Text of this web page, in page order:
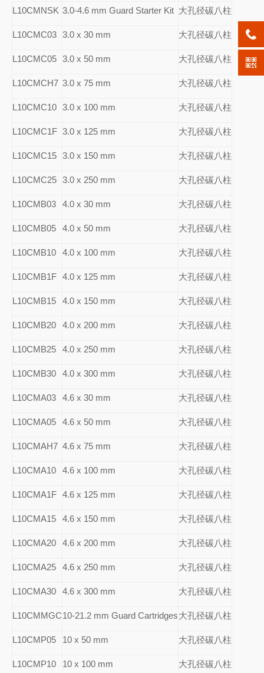
L10CMNSK 3.0-4.6 mm Guard Starter Kit 大孔径碳八柱
L10CMC03 3.0 x 30 mm 大孔径碳八柱
L10CMC05 3.0 x 50 mm 大孔径碳八柱
L10CMCH7 3.0 x 75 mm 大孔径碳八柱
L10CMC10 3.0 x 100 mm 大孔径碳八柱
L10CMC1F 3.0 x 125 mm 大孔径碳八柱
L10CMC15 3.0 x 150 mm 大孔径碳八柱
L10CMC25 3.0 x 250 mm 大孔径碳八柱
L10CMB03 4.0 x 30 mm 大孔径碳八柱
L10CMB05 4.0 x 50 mm 大孔径碳八柱
L10CMB10 4.0 x 100 mm 大孔径碳八柱
L10CMB1F 4.0 x 125 mm 大孔径碳八柱
L10CMB15 4.0 x 150 mm 大孔径碳八柱
L10CMB20 4.0 x 200 mm 大孔径碳八柱
L10CMB25 4.0 x 250 mm 大孔径碳八柱
L10CMB30 4.0 x 300 mm 大孔径碳八柱
L10CMA03 4.6 x 30 mm 大孔径碳八柱
L10CMA05 4.6 x 50 mm 大孔径碳八柱
L10CMAH7 4.6 x 75 mm 大孔径碳八柱
L10CMA10 4.6 x 100 mm 大孔径碳八柱
L10CMA1F 4.6 x 125 mm 大孔径碳八柱
L10CMA15 4.6 x 150 mm 大孔径碳八柱
L10CMA20 4.6 x 200 mm 大孔径碳八柱
L10CMA25 4.6 x 250 mm 大孔径碳八柱
L10CMA30 4.6 x 300 mm 大孔径碳八柱
L10CMMGC10-21.2 mm Guard Cartridges大孔径碳八柱
L10CMP05 10 x 50 mm 大孔径碳八柱
L10CMP10 10 x 100 mm 大孔径碳八柱